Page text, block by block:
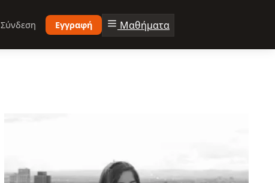
Σύνδεση Εγγραφή Μαθήματα